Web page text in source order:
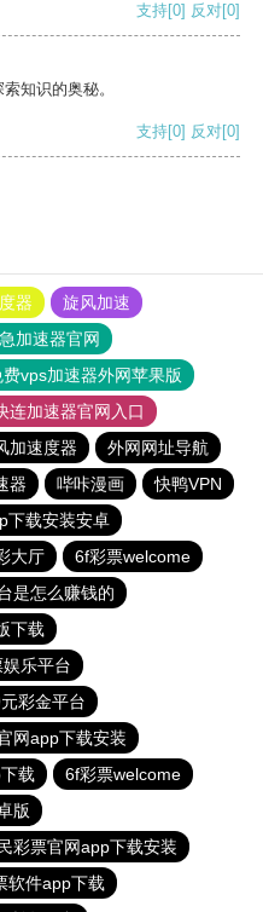
支持[0] 反对[0]
知识的奥秘。
支持[0] 反对[0]
器
旋风加速
加速器官网
费vps加速器外网苹果版
连加速器官网入口
加速度器
外网网址导航
器 哔咔漫画
快鸭VPN
下载安装安卓
大厅
6f彩票welcome
是怎么赚钱的
下载
乐平台
彩金平台
网app下载安装
载
6f彩票welcome
版
彩票官网app下载安装
软件app下载